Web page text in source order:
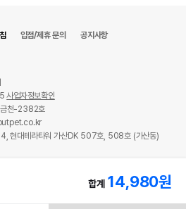
합계 14,980원
입점/제휴 문의 공지사항
사업자정보확인
금천-2382호
현대테라타워 가산DK 507호, 508호 (가산동)